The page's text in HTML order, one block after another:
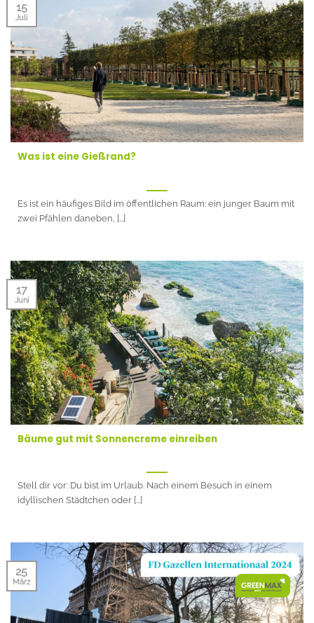
Was ist eine Gießrand?
Es ist ein häufiges Bild im öffentlichen Raum: ein junger Baum mit
zwei Pfählen daneben, [...]
15
Juli
Bäume gut mit Sonnencreme einreiben
Stell dir vor: Du bist im Urlaub. Nach einem Besuch in einem
idyllischen Städtchen oder [...]
17
Juni
25
März